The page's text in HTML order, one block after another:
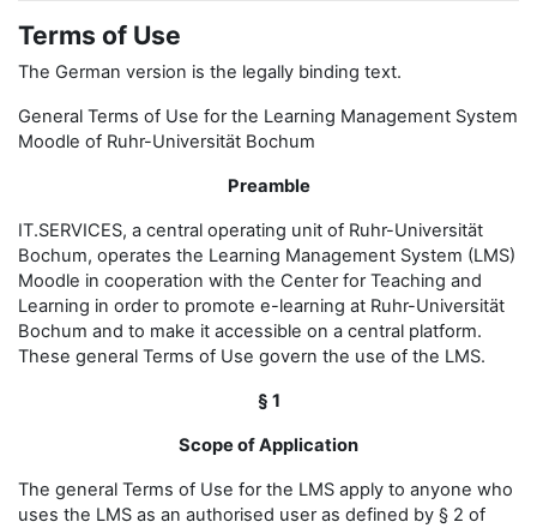
Terms of Use
The German version is the legally binding text.
General Terms of Use for the Learning Management System
Moodle of Ruhr-Universität Bochum
Preamble
IT.SERVICES, a central operating unit of Ruhr-Universität
Bochum, operates the Learning Management System (LMS)
Moodle in cooperation with the Center for Teaching and
Learning in order to promote e-learning at Ruhr-Universität
Bochum and to make it accessible on a central platform.
These general Terms of Use govern the use of the LMS.
§ 1
Scope of Application
The general Terms of Use for the LMS apply to anyone who
uses the LMS as an authorised user as defined by § 2 of